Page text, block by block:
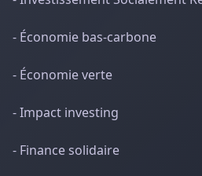
- Économie bas-carbone
- Économie verte
- Impact investing
- Finance solidaire